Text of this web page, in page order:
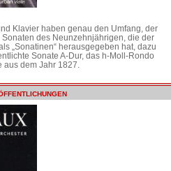
Klavier haben genau den Umfang, der
des Neunzehnjährigen, die der
„Sonatinen“ herausgegeben hat, dazu
Sonate A-Dur, das h-Moll-Rondo
dem Jahr 1827.